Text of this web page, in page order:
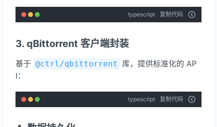
typescript 复制代码
3. qBittorrent 客户端封装
基于 @ctrl/qbittorrent
库，提供标准化的 AP
I：
typescript 复制代码